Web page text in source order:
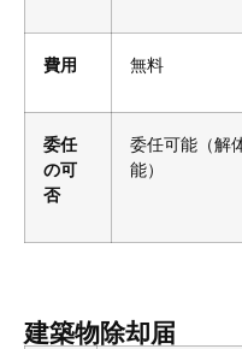
費用 無料
委任
の可
否
委任可能（解
能）
建築物除却届